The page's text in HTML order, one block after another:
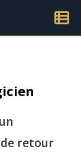
retour